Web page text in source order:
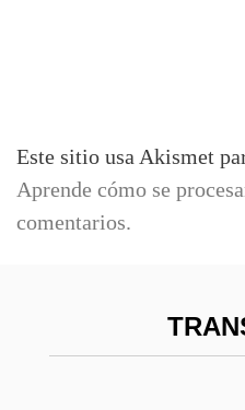
Este sitio usa Akismet
Aprende cómo se
comentarios.